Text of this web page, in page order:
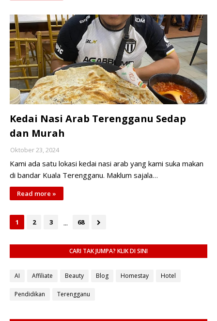
Kedai Nasi Arab Terengganu Sedap
dan Murah
Oktober 23, 2024
Kami ada satu lokasi kedai nasi arab yang kami suka makan
di bandar Kuala Terengganu. Maklum sajala…
Read more »
1 2 3 ... 68
CARI TAK JUMPA? KLIK DI SINI
AI Affiliate Beauty Blog Homestay Hotel
Pendidikan Terengganu